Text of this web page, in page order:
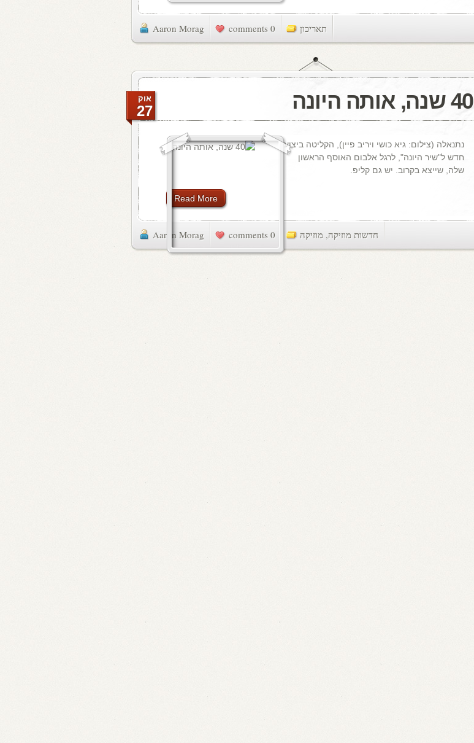
Aaron Morag 0 comments תאריכון
40 שנה, אותה היונה אוק
27
נתנאלה (צילום: גיא כושי ויריב פיין), הקליטה ביצוע
חדש ל"שיר היונה", לרגל אלבום האוסף הראשון
שלה, שייצא בקרוב. יש גם קליפ.
Read More
Aaron Morag 0 comments חדשות מוזיקה, מוזיקה